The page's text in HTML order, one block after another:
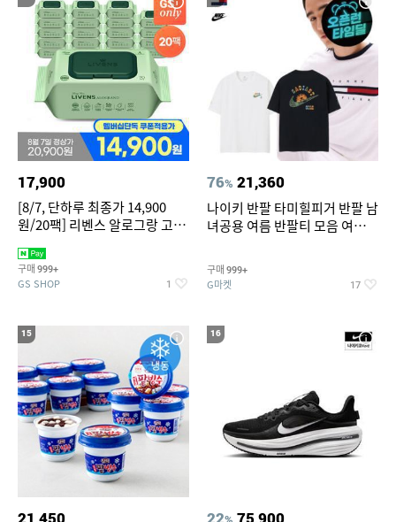
17,900
[8/7, 단하루 최종가 14,900
원/20팩] 리벤스 알로그랑 고평
구매 999+
GS SHOP 1
76% 21,360
나이키 반팔 타미힐피거 반팔 남
녀공용 여름 반팔티 모음 여름
구매 999+
G마켓 17
15 16